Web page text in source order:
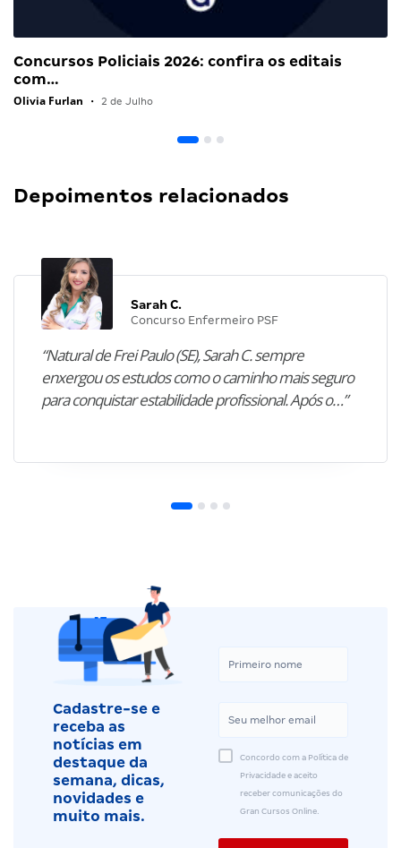
Concursos Policiais 2026: confira os editais
com…
Olivia Furlan • 2 de Julho
Depoimentos relacionados
Sarah C.
Concurso Enfermeiro PSF
“Natural de Frei Paulo (SE), Sarah C. sempre
enxergou os estudos como o caminho mais seguro
para conquistar estabilidade profissional. Após o…”
Cadastre-se e
receba as
notícias em
destaque da
semana, dicas,
novidades e
muito mais.
Concordo com a Política de
Privacidade e aceito
receber comunicações do
Gran Cursos Online.